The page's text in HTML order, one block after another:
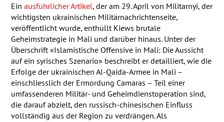
Ein ausführlicher Artikel, der am 29. April von Militarnyi, der
wichtigsten ukrainischen Militärnachrichtenseite,
veröffentlicht wurde, enthüllt Kiews brutale
Geheimstrategie in Mali und darüber hinaus. Unter der
Überschrift «Islamistische Offensive in Mali: Die Aussicht
auf ein syrisches Szenario» beschreibt er detailliert, wie die
Erfolge der ukrainischen Al-Qaida-Armee in Mali –
einschliesslich der Ermordung Camaras – Teil einer
umfassenderen Militär- und Geheimdienstoperation sind,
die darauf abzielt, den russisch-chinesischen Einfluss
vollständig aus der Region zu verdrängen. Als